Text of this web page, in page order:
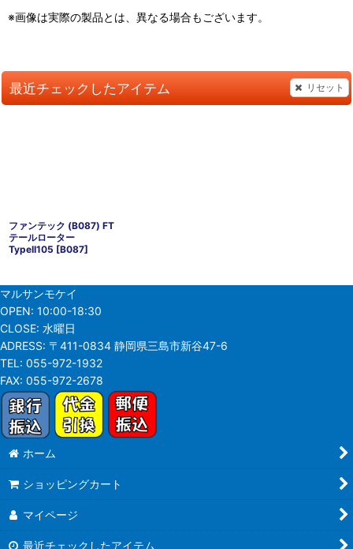
※画像は実際の製品とは、異なる場合もございます。
最近チェックしたアイテム リセット
ファンテック (B087) FT
テールローター
TypeII105 [B087]
マルサンモケイ
OPEN: 10:00-18:30
CLOSE: 水曜日
ADRESS: 〒411-0834 静岡県三島市新谷47-6
TEL: 055-972-1932
FAX: 055-972-2678
ホーム
ショッピングカート
マイページ
最近チェックしたアイテム